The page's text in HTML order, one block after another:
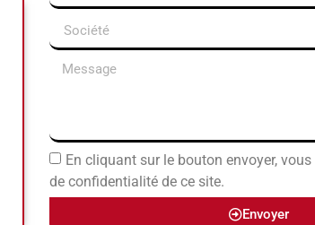
En cliquant sur le bouton envoyer,
de confidentialité de ce site.
Envoyer